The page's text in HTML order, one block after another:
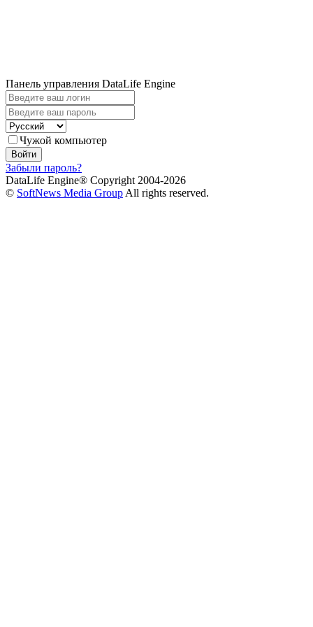
Панель управления DataLife Engine
Чужой компьютер
Войти
Забыли пароль?
DataLife Engine® Copyright 2004-2026
© SoftNews Media Group All rights reserved.